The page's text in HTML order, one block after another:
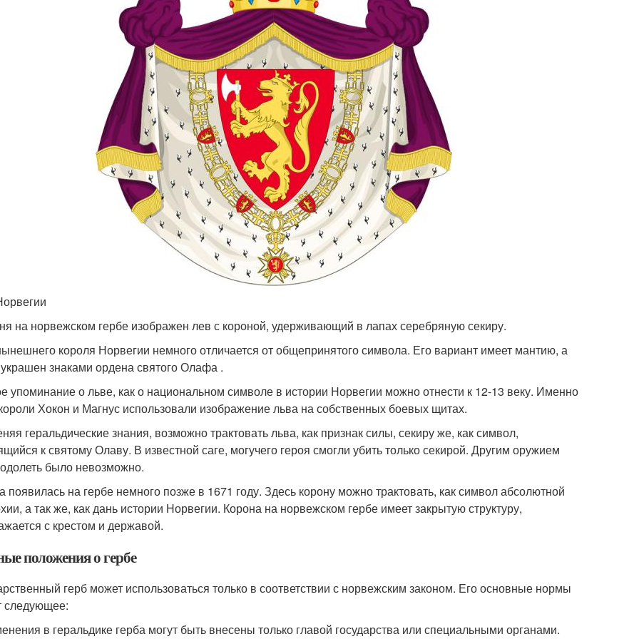
на норвежском гербе изображен лев с короной, удерживающий в лапах серебряную секиру.
короля Норвегии немного отличается от общепринятого символа. Его вариант имеет мантию, а
знаками ордена святого Олафа .
упоминание о льве, как о национальном символе в истории Норвегии можно отнести к 12-13 веку. Именно
Хокон и Магнус использовали изображение льва на собственных боевых щитах.
геральдические знания, возможно трактовать льва, как признак силы, секиру же, как символ,
к святому Олаву. В известной саге, могучего героя смогли убить только секирой. Другим оружием
было невозможно.
появилась на гербе немного позже в 1671 году. Здесь корону можно трактовать, как символ абсолютной
а так же, как дань истории Норвегии. Корона на норвежском гербе имеет закрытую структуру,
с крестом и державой.
положения о гербе
герб может использоваться только в соответствии с норвежским законом. Его основные нормы
следующее:
в геральдике герба могут быть внесены только главой государства или специальными органами.